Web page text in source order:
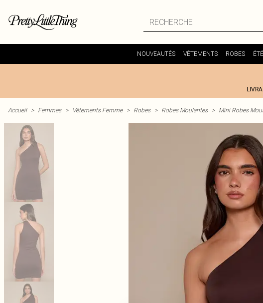
NOUVEAUTÉS VÊTEMENTS ROBES ÉTÉ
Accueil > Femmes > Vêtements Femme > Robes > Robes Moulantes > Mini Robes